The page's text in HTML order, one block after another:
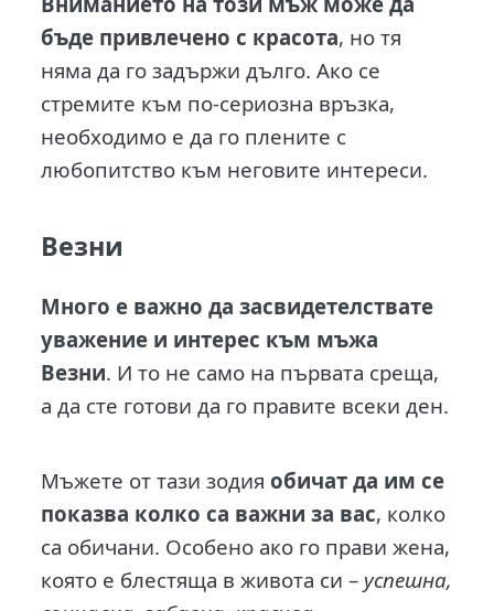
бъде привлечено с красота, но тя
няма да го задържи дълго. Ако се
стремите към по-сериозна връзка,
необходимо е да го плените с
любопитство към неговите интереси.
Везни
Много е важно да засвидетелствате
уважение и интерес към мъжа
Везни. И то не само на първата среща,
а да сте готови да го правите всеки ден.
Мъжете от тази зодияобичат да им се
показва колко са важни за вас, колко
са обичани. Особено ако го прави жена,
която е блестяща в живота си – успешна,